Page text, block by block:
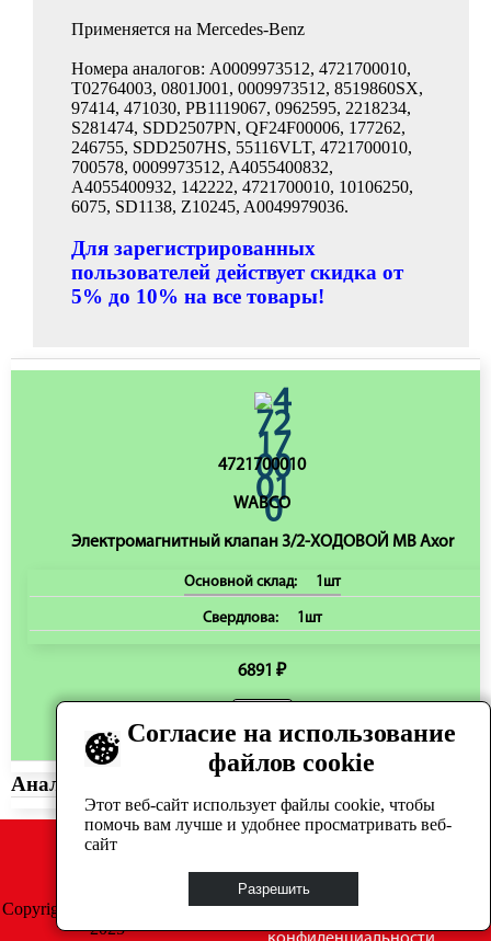
Применяется на Mercedes-Benz
Номера аналогов: A0009973512, 4721700010,
T02764003, 0801J001, 0009973512, 8519860SX,
97414, 471030, PB1119067, 0962595, 2218234,
S281474, SDD2507PN, QF24F00006, 177262,
246755, SDD2507HS, 55116VLT, 4721700010,
700578, 0009973512, A4055400832,
A4055400932, 142222, 4721700010, 10106250,
6075, SD1138, Z10245, A0049979036.
Для зарегистрированных
пользователей действует скидка от
5% до 10% на все товары!
4721700010
WABCO
Электромагнитный клапан 3/2-ХОДОВОЙ MB Axor
Основной склад: 1шт
Свердлова: 1шт
6891 ₽
В корзину
Аналоги:
Согласие на использование
файлов cookie
Этот веб-сайт использует файлы cookie, чтобы
помочь вам лучше и удобнее просматривать веб-
сайт
Разрешить
Copyright © GrosAuto 2019 -
2025